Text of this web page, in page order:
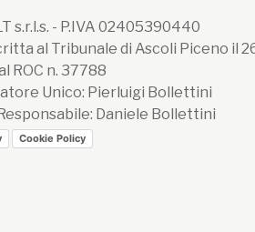
s.r.l.s. - P.IVA 02405390440
al Tribunale di Ascoli Piceno il
ROC n. 37788
Unico: Pierluigi Bollettini
Daniele Bollettini
Cookie Policy